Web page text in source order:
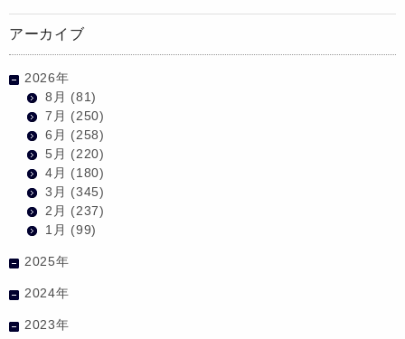
アーカイブ
2026年
8月 (81)
7月 (250)
6月 (258)
5月 (220)
4月 (180)
3月 (345)
2月 (237)
1月 (99)
2025年
2024年
2023年